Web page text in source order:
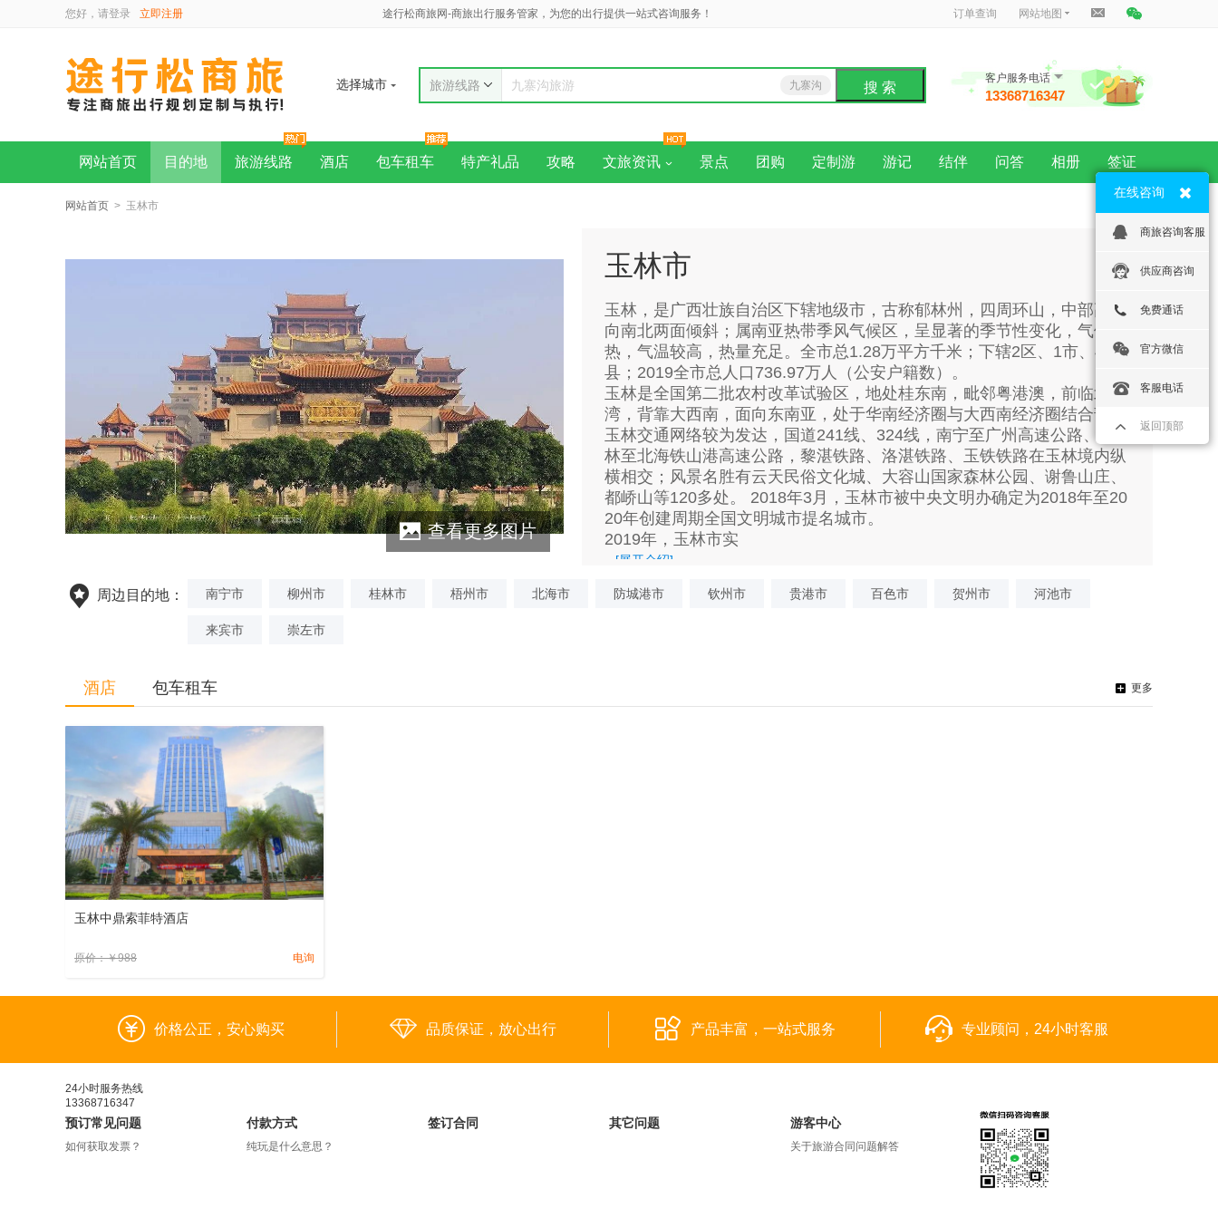
您好，请登录 立即注册 途行松商旅网-商旅出行服务管家，为您的出行提供一站式咨询服务！ 订单查询 网站地图
选择城市 旅游线路 搜 索
九寨沟
九寨沟旅游
黄龙
客户服务电话
13368716347
网站首页 目的地 旅游线路 酒店 包车租车 特产礼品 攻略 文旅资讯 景点 团购 定制游 游记 结伴 问答 相册 签证
网站首页 > 玉林市
查看更多图片
玉林市
玉林，是广西壮族自治区下辖地级市，古称郁林州，四周环山，中部高，
向南北两面倾斜；属南亚热带季风气候区，呈显著的季节性变化，气候暖
热，气温较高，热量充足。全市总1.28万平方千米；下辖2区、1市、4
县；2019全市总人口736.97万人（公安户籍数）。
玉林是全国第二批农村改革试验区，地处桂东南，毗邻粤港澳，前临北部
湾，背靠大西南，面向东南亚，处于华南经济圈与大西南经济圈结合部；
玉林交通网络较为发达，国道241线、324线，南宁至广州高速公路、玉
林至北海铁山港高速公路，黎湛铁路、洛湛铁路、玉铁铁路在玉林境内纵
横相交；风景名胜有云天民俗文化城、大容山国家森林公园、谢鲁山庄、
都峤山等120多处。 2018年3月，玉林市被中央文明办确定为2018年至20
20年创建周期全国文明城市提名城市。
2019年，玉林市实
[展开介绍]
周边目的地： 南宁市 柳州市 桂林市 梧州市 北海市 防城港市 钦州市 贵港市 百色市 贺州市 河池市
来宾市 崇左市
酒店 包车租车 更多
玉林中鼎索菲特酒店
原价：￥988 电询
价格公正，安心购买 品质保证，放心出行 产品丰富，一站式服务 专业顾问，24小时客服
24小时服务热线
13368716347
预订常见问题
如何获取发票？
付款方式
纯玩是什么意思？
签订合同 其它问题 游客中心
关于旅游合同问题解答
在线咨询
商旅咨询客服
供应商咨询
免费通话
官方微信
客服电话
返回顶部